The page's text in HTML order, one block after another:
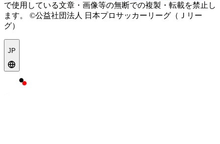
で使用している文章・画像等の無断での複製・転載を禁止し
ます。
©公益社団法人 日本プロサッカーリーグ（Ｊリー
グ）
JP